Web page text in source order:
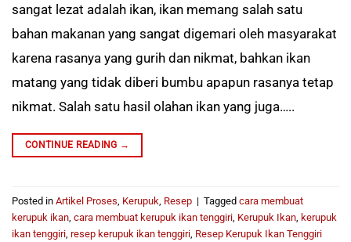
sangat lezat adalah ikan, ikan memang salah satu
bahan makanan yang sangat digemari oleh masyarakat
karena rasanya yang gurih dan nikmat, bahkan ikan
matang yang tidak diberi bumbu apapun rasanya tetap
nikmat. Salah satu hasil olahan ikan yang juga…..
CONTINUE READING →
Posted in Artikel Proses Kerupuk Resep | Tagged cara membuat
kerupuk ikan cara membuat kerupuk ikan tenggiri Kerupuk Ikan kerupuk
ikan tenggiri resep kerupuk ikan tenggiri Resep Kerupuk Ikan Tenggiri